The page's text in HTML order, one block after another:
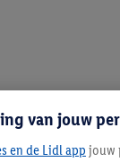
van jouw
en de Lidl app jouw